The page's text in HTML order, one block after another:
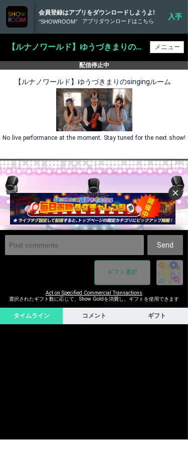
会員登録はアプリをダウンロードしようよ!
‘‘SHOWROOM’’ アプリダウンロードはこちら
入手
【ルナノワールド】ゆうづきまりのsingingルーム
配信停止中
【ルナノワールド】ゆうづきまりのsingingルーム
No live performance at the moment. Stay tuned for the next show!
Send
ギフト選択
Act on Specified Commercial Transactions
選択されたギフト数に応じて、Show Goldを消費し、ギフトを使用できます
タイムライン コメント ギフト